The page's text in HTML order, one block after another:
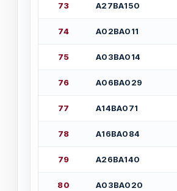
73 А27ВА150
74 А02ВА011
75 А03ВА014
76 А06ВА029
77 А14ВА071
78 А16ВА084
79 А26ВА140
80 А03ВА020